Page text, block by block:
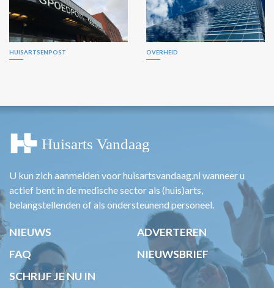
HUISARTSENPOST OVERHEID
U kun zich aanmelden voor huisartsvandaag.nl wanneer u
actief bent in de medische sector als (huis)arts,
belangstellenden of als ondersteunend personeel.
NIEUWS
ADVERTEREN
FAQ
NIEUWSBRIEF
SCHRIJF JE NU IN